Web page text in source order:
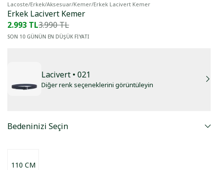
Lacoste/Erkek/Aksesuar/Kemer/Erkek Lacivert Kemer
Erkek Lacivert Kemer
2.993 TL3.990 TL
SON 10 GÜNÜN EN DÜŞÜK FİYATI
Lacivert • 021
Diğer renk seçeneklerini görüntüleyin
Bedeninizi Seçin
110 CM